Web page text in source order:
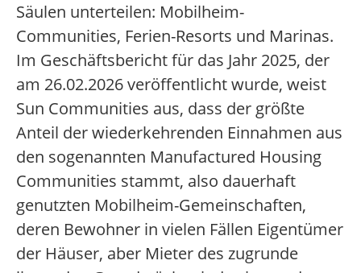
Säulen unterteilen: Mobilheim-
Communities, Ferien-Resorts und Marinas.
Im Geschäftsbericht für das Jahr 2025, der
am 26.02.2026 veröffentlicht wurde, weist
Sun Communities aus, dass der größte
Anteil der wiederkehrenden Einnahmen aus
den sogenannten Manufactured Housing
Communities stammt, also dauerhaft
genutzten Mobilheim-Gemeinschaften,
deren Bewohner in vielen Fällen Eigentümer
der Häuser, aber Mieter des zugrunde